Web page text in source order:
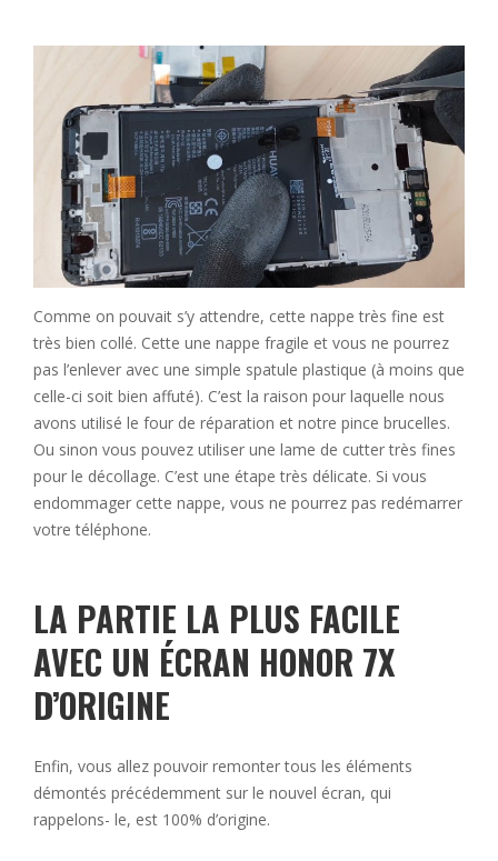
Comme on pouvait s’y attendre, cette nappe très fine est
très bien collé. Cette une nappe fragile et vous ne pourrez
pas l’enlever avec une simple spatule plastique (à moins que
celle-ci soit bien affuté). C’est la raison pour laquelle nous
avons utilisé le four de réparation et notre pince brucelles.
Ou sinon vous pouvez utiliser une lame de cutter très fines
pour le décollage. C’est une étape très délicate. Si vous
endommager cette nappe, vous ne pourrez pas redémarrer
votre téléphone.
LA PARTIE LA PLUS FACILE
AVEC UN ÉCRAN HONOR 7X
D’ORIGINE
Enfin, vous allez pouvoir remonter tous les éléments
démontés précédemment sur le nouvel écran, qui
rappelons- le, est 100% d’origine.